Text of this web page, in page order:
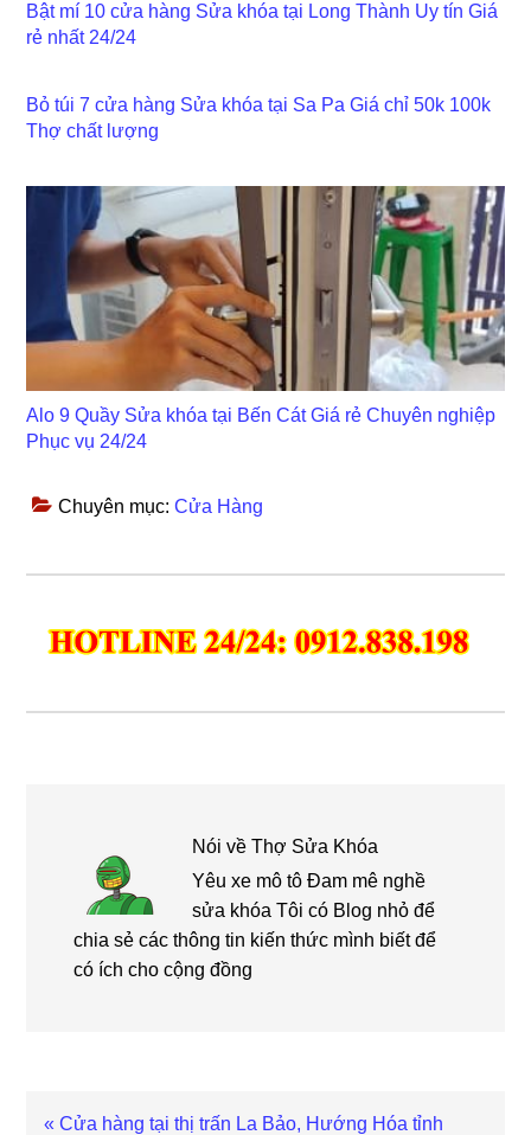
Bật mí 10 cửa hàng Sửa khóa tại Long Thành Uy tín Giá
rẻ nhất 24/24
Bỏ túi 7 cửa hàng Sửa khóa tại Sa Pa Giá chỉ 50k 100k
Thợ chất lượng
Alo 9 Quầy Sửa khóa tại Bến Cát Giá rẻ Chuyên nghiệp
Phục vụ 24/24
Chuyên mục:Cửa Hàng
Nói vềThợ Sửa Khóa
Yêu xe mô tô Đam mê nghề
sửa khóa Tôi có Blog nhỏ để
chia sẻ các thông tin kiến thức mình biết để
có ích cho cộng đồng
Bài
« Cửa hàng tại thị trấn La Bảo, Hướng Hóa tỉnh